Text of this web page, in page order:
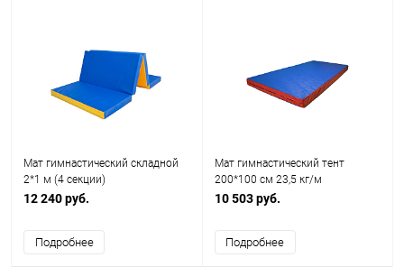
Мат гимнастический складной
2*1 м (4 секции)
12 240 руб.
Подробнее
Мат гимнастический тент
200*100 cм 23,5 кг/м
10 503 руб.
Подробнее